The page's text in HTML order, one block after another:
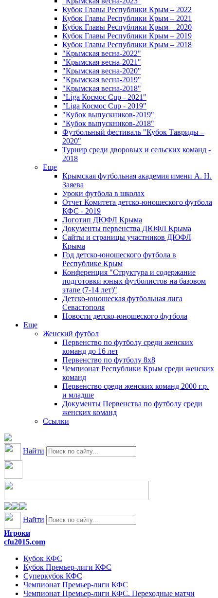
Кубок Главы Республики Крым – 2022
Кубок Главы Республики Крым – 2021
Кубок Главы Республики Крым – 2020
Кубок Главы Республики Крым – 2019
Кубок Главы Республики Крым – 2018
"Крымская весна-2022"
"Крымская весна-2021"
"Крымская весна-2020"
"Крымская весна-2019"
"Крымская весна-2018"
"Liga Космос Cup - 2021"
"Liga Космос Cup - 2019"
"Кубок выпускников-2019"
"Кубок выпускников-2018"
Футбольный фестиваль "Кубок Тавриды –
2020"
Турнир среди дворовых и сельских команд -
2018
Еще
Крымская футбольная академия имени А. Н.
Заяева
Уроки футбола в школах
Отчет Комитета детско-юношеского футбола
КФС - 2019
Логотип ДЮФЛ Крыма
Документы первенства ДЮФЛ Крыма
Сайты и страницы участников ДЮФЛ
Крыма
Год детско-юношеского футбола в
Республике Крым
Конференция "Структура и содержание
подготовки юных футболистов на базовом
этапе (7-14 лет)"
Детско-юношеская футбольная лига
Севастополя
Новости детско-юношеского футбола
Еще
Женский футбол
Первенство по футболу среди женских
команд до 16 лет
Первенство по футболу 8х8
Чемпионат Республики Крым среди женских
команд
Первенство среди женских команд 2000 г.р.
и младше
Документы Первенства по футболу среди
женских команд
Ссылки
Найти
Найти
Игроки
cfu2015.com
Кубок КФС
Кубок Премьер-лиги КФС
Суперкубок КФС
Чемпионат Премьер-лиги КФС
Чемпионат Премьер-лиги КФС. Переходные матчи